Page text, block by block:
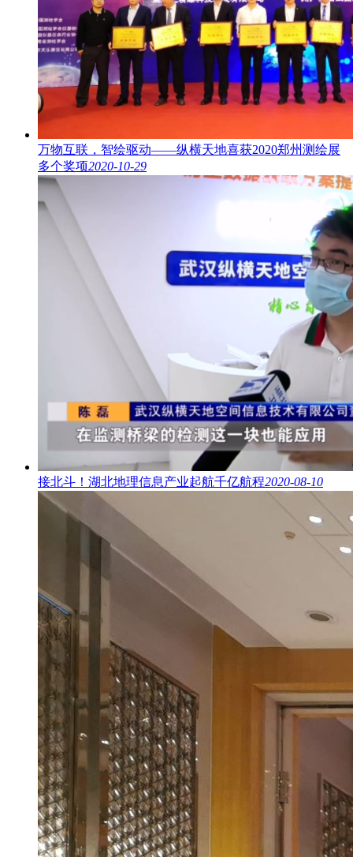
万物互联，智绘驱动——纵横天地喜获2020郑州测绘展
多个奖项2020-10-29
接北斗！湖北地理信息产业起航千亿航程2020-08-10